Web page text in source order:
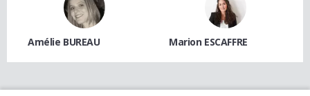
Amélie BUREAU Marion ESCAFFRE